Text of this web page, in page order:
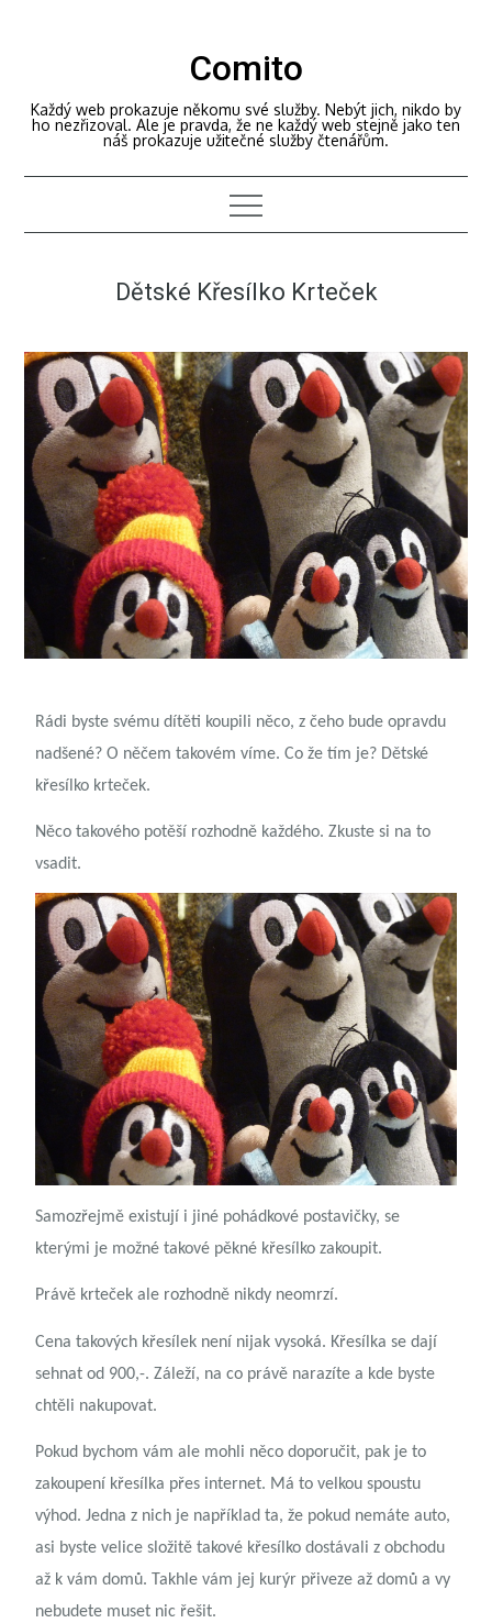
Comito
Každý web prokazuje někomu své služby. Nebýt jich, nikdo by
ho nezřizoval. Ale je pravda, že ne každý web stejně jako ten
náš prokazuje užitečné služby čtenářům.
Dětské Křesílko Krteček
Rádi byste svému dítěti koupili něco, z čeho bude opravdu
nadšené? O něčem takovém víme. Co že tím je? Dětské
křesílko krteček.
Něco takového potěší rozhodně každého. Zkuste si na to
vsadit.
Samozřejmě existují i jiné pohádkové postavičky, se
kterými je možné takové pěkné křesílko zakoupit.
Právě krteček ale rozhodně nikdy neomrzí.
Cena takových křesílek není nijak vysoká. Křesílka se dají
sehnat od 900,-. Záleží, na co právě narazíte a kde byste
chtěli nakupovat.
Pokud bychom vám ale mohli něco doporučit, pak je to
zakoupení křesílka přes internet. Má to velkou spoustu
výhod. Jedna z nich je například ta, že pokud nemáte auto,
asi byste velice složitě takové křesílko dostávali z obchodu
až k vám domů. Takhle vám jej kurýr přiveze až domů a vy
nebudete muset nic řešit.